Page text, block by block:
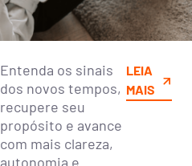
Entenda os sinais
dos novos tempos,
recupere seu
propósito e avance
com mais clareza,
autonomia e
LEIA
MAIS